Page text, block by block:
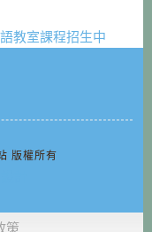
教室課程招生中
版權所有
策